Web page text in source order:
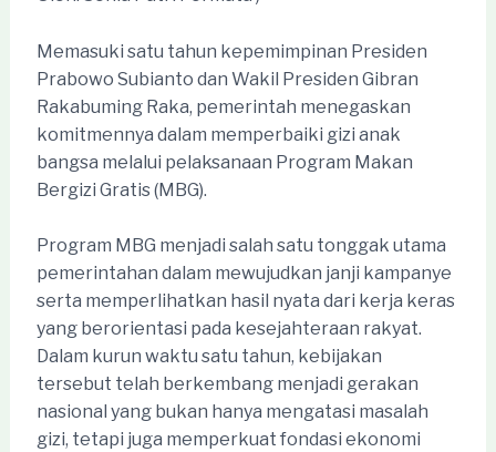
Memasuki satu tahun kepemimpinan Presiden
Prabowo Subianto dan Wakil Presiden Gibran
Rakabuming Raka, pemerintah menegaskan
komitmennya dalam memperbaiki gizi anak
bangsa melalui pelaksanaan Program Makan
Bergizi Gratis (MBG).
Program MBG menjadi salah satu tonggak utama
pemerintahan dalam mewujudkan janji kampanye
serta memperlihatkan hasil nyata dari kerja keras
yang berorientasi pada kesejahteraan rakyat.
Dalam kurun waktu satu tahun, kebijakan
tersebut telah berkembang menjadi gerakan
nasional yang bukan hanya mengatasi masalah
gizi, tetapi juga memperkuat fondasi ekonomi